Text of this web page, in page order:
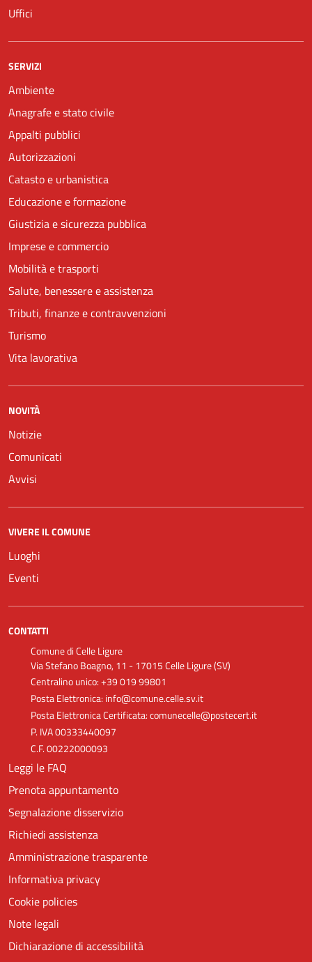
Uffici
SERVIZI
Ambiente
Anagrafe e stato civile
Appalti pubblici
Autorizzazioni
Catasto e urbanistica
Educazione e formazione
Giustizia e sicurezza pubblica
Imprese e commercio
Mobilità e trasporti
Salute, benessere e assistenza
Tributi, finanze e contravvenzioni
Turismo
Vita lavorativa
NOVITÀ
Notizie
Comunicati
Avvisi
VIVERE IL COMUNE
Luoghi
Eventi
CONTATTI
Comune di Celle Ligure
Via Stefano Boagno, 11 - 17015 Celle Ligure (SV)
Centralino unico: +39 019 99801
Posta Elettronica: info@comune.celle.sv.it
Posta Elettronica Certificata: comunecelle@postecert.it
P. IVA 00333440097
C.F. 00222000093
Leggi le FAQ
Prenota appuntamento
Segnalazione disservizio
Richiedi assistenza
Amministrazione trasparente
Informativa privacy
Cookie policies
Note legali
Dichiarazione di accessibilità